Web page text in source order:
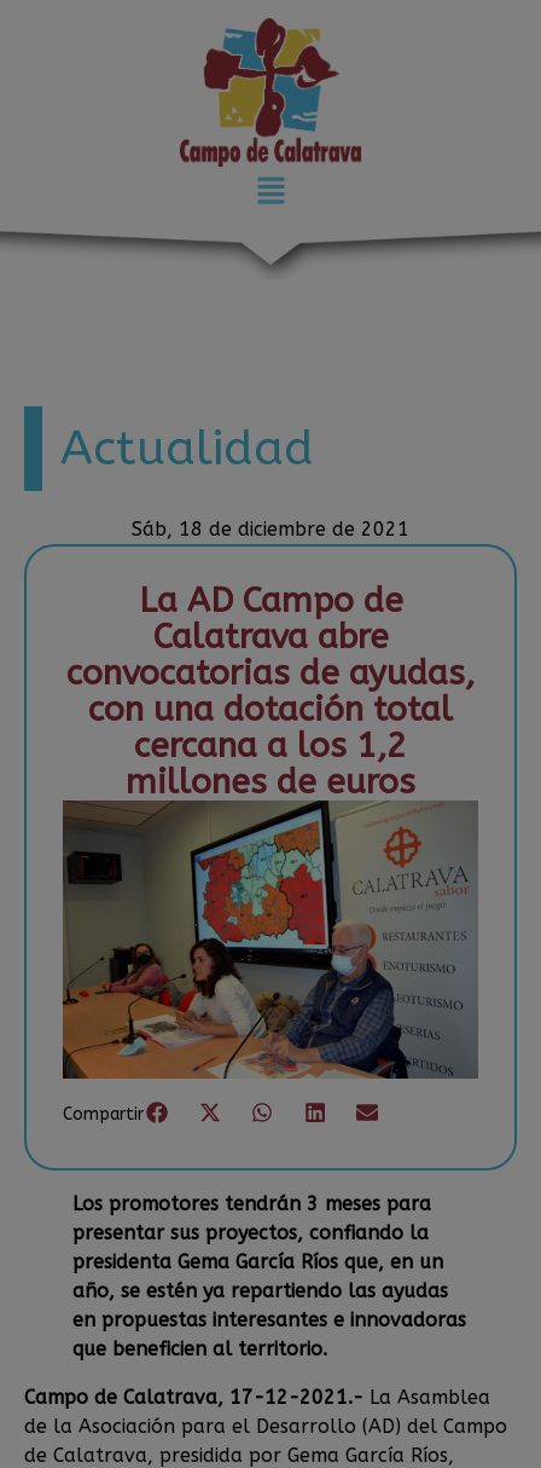
Actualidad
Sáb, 18 de diciembre de 2021
La AD Campo de
Calatrava abre
convocatorias de ayudas,
con una dotación total
cercana a los 1,2
millones de euros
Compartir
Los promotores tendrán 3 meses para
presentar sus proyectos, confiando la
presidenta Gema García Ríos que, en un
año, se estén ya repartiendo las ayudas
en propuestas interesantes e innovadoras
que beneficien al territorio.
Campo de Calatrava, 17-12-2021.- La Asamblea
de la Asociación para el Desarrollo (AD) del Campo
de Calatrava, presidida por Gema García Ríos,